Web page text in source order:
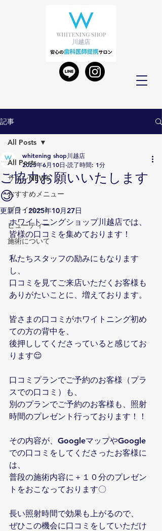
川越店
記事
All Posts
サロンNEWS
おすすめメニュー
プライベート
ビューティー
施術について
All Posts
ご協力お願いいたします
😊
whitening shop川越店
2025年6月10日 読了時間: 1分
更新日：2025年10月27日
ホワイトニングショップ川越店では、
皆様の口コミを集めております！
私たちスタッフの励みにもなります
し、
口コミを見てご来店いただくお客様も
ありがたいことに、増えております。
皆さまの口コミがホワイトニング初め
ての方の背中を、
後押ししてくださっていると感じてお
ります😌
口コミプランでご予約のお客様（プラ
スでの口コミ）も、
別のプランでご予約のお客様も、照射
時間のプレゼント行っております！！
その内容が、GoogleマップやGoogle
での口コミをしてくださったお客様に
は、
普段の施術内容に＋１０分のプレゼン
トをおこなっております〇
長い照射時間で効果も上がるので、
ぜひこの機会に口コミをしていただけ